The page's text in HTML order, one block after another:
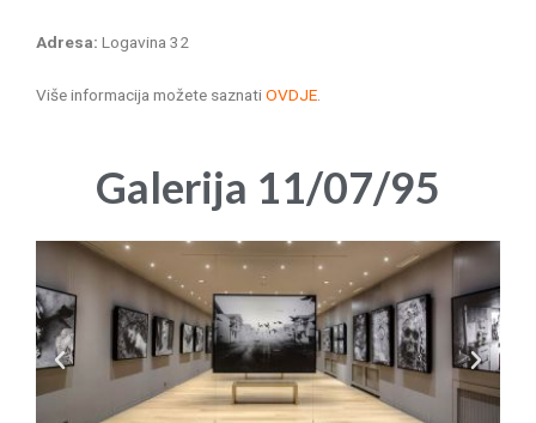
Adresa: Logavina 32
Više informacija možete saznatiOVDJE
Galerija 11/07/95
P
r
N
e